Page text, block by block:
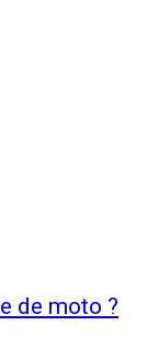
de moto ?